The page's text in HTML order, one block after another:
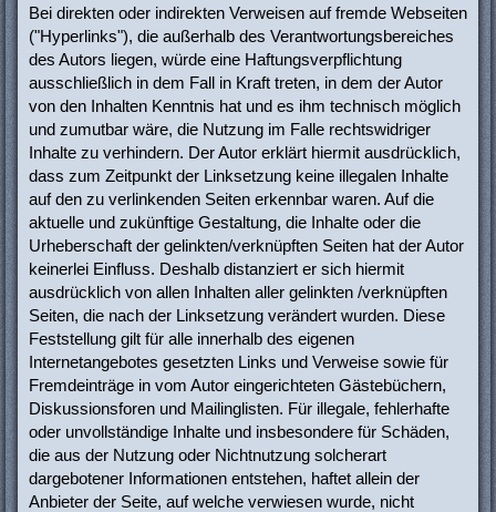
Bei direkten oder indirekten Verweisen auf fremde Webseiten
("Hyperlinks"), die außerhalb des Verantwortungsbereiches
des Autors liegen, würde eine Haftungsverpflichtung
ausschließlich in dem Fall in Kraft treten, in dem der Autor
von den Inhalten Kenntnis hat und es ihm technisch möglich
und zumutbar wäre, die Nutzung im Falle rechtswidriger
Inhalte zu verhindern. Der Autor erklärt hiermit ausdrücklich,
dass zum Zeitpunkt der Linksetzung keine illegalen Inhalte
auf den zu verlinkenden Seiten erkennbar waren. Auf die
aktuelle und zukünftige Gestaltung, die Inhalte oder die
Urheberschaft der gelinkten/verknüpften Seiten hat der Autor
keinerlei Einfluss. Deshalb distanziert er sich hiermit
ausdrücklich von allen Inhalten aller gelinkten /verknüpften
Seiten, die nach der Linksetzung verändert wurden. Diese
Feststellung gilt für alle innerhalb des eigenen
Internetangebotes gesetzten Links und Verweise sowie für
Fremdeinträge in vom Autor eingerichteten Gästebüchern,
Diskussionsforen und Mailinglisten. Für illegale, fehlerhafte
oder unvollständige Inhalte und insbesondere für Schäden,
die aus der Nutzung oder Nichtnutzung solcherart
dargebotener Informationen entstehen, haftet allein der
Anbieter der Seite, auf welche verwiesen wurde, nicht